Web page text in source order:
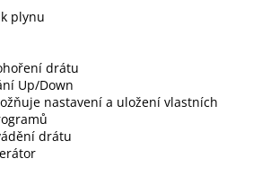
plynu
drátu
Up/Down
nastavení a uložení vlastních
drátu